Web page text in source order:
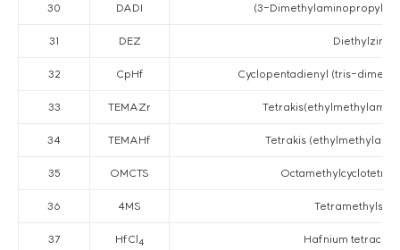
30 DADI (3-Dimethylaminopropyl)
31 DEZ Diethylzinc
32 CpHf Cyclopentadienyl (tris-
33 TEMAZr
34 TEMAHf Tetrakis
35 OMCTS
36 4MS
37 HfCl4 Hafnium